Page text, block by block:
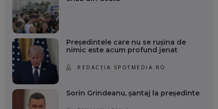
Președintele care nu se rușina de
nimic este acum profund jenat
REDACȚIA SPOTMEDIA.RO
Sorin Grindeanu, șantaj la președinte